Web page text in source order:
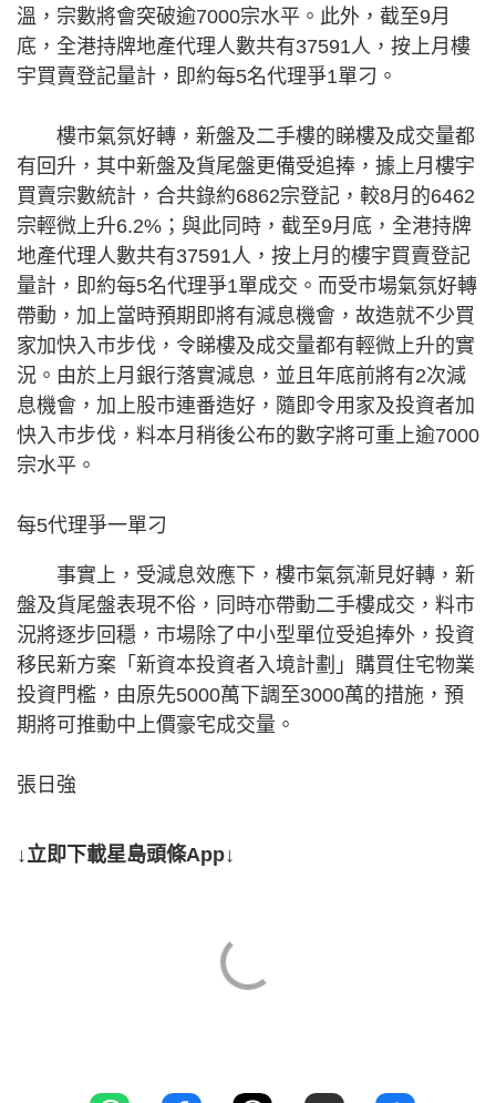
溫，宗數將會突破逾7000宗水平。此外，截至9月
底，全港持牌地產代理人數共有37591人，按上月樓
宇買賣登記量計，即約每5名代理爭1單刁。
樓市氣氛好轉，新盤及二手樓的睇樓及成交量都
有回升，其中新盤及貨尾盤更備受追捧，據上月樓宇
買賣宗數統計，合共錄約6862宗登記，較8月的6462
宗輕微上升6.2%；與此同時，截至9月底，全港持牌
地產代理人數共有37591人，按上月的樓宇買賣登記
量計，即約每5名代理爭1單成交。而受市場氣氛好轉
帶動，加上當時預期即將有減息機會，故造就不少買
家加快入市步伐，令睇樓及成交量都有輕微上升的實
況。由於上月銀行落實減息，並且年底前將有2次減
息機會，加上股市連番造好，隨即令用家及投資者加
快入市步伐，料本月稍後公布的數字將可重上逾7000
宗水平。
每5代理爭一單刁
事實上，受減息效應下，樓市氣氛漸見好轉，新
盤及貨尾盤表現不俗，同時亦帶動二手樓成交，料市
況將逐步回穩，市場除了中小型單位受追捧外，投資
移民新方案「新資本投資者入境計劃」購買住宅物業
投資門檻，由原先5000萬下調至3000萬的措施，預
期將可推動中上價豪宅成交量。
張日強
↓立即下載星島頭條App↓